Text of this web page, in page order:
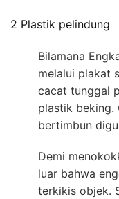
2 Plastik pelindung
Bilamana
melalui plakat
cacat tunggal
plastik beking.
bertimbun
Demi
luar bahwa
terkikis objek.